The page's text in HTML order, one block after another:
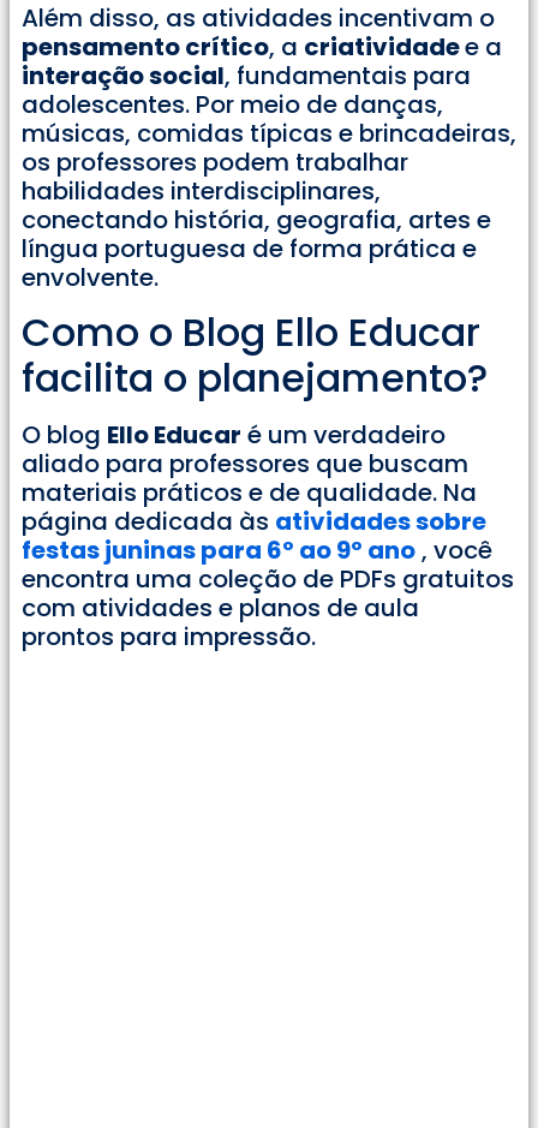
Além disso, as atividades incentivam o
pensamento crítico, a criatividadee a
interação social, fundamentais para
adolescentes. Por meio de danças,
músicas, comidas típicas e brincadeiras,
os professores podem trabalhar
habilidades interdisciplinares,
conectando história, geografia, artes e
língua portuguesa de forma prática e
envolvente.
Como o Blog Ello Educar
facilita o planejamento?
O blog Ello Educar é um verdadeiro
aliado para professores que buscam
materiais práticos e de qualidade. Na
página dedicada às atividades sobre
festas juninas para 6º ao 9º ano, você
encontra uma coleção de PDFs gratuitos
com atividades e planos de aula
prontos para impressão.